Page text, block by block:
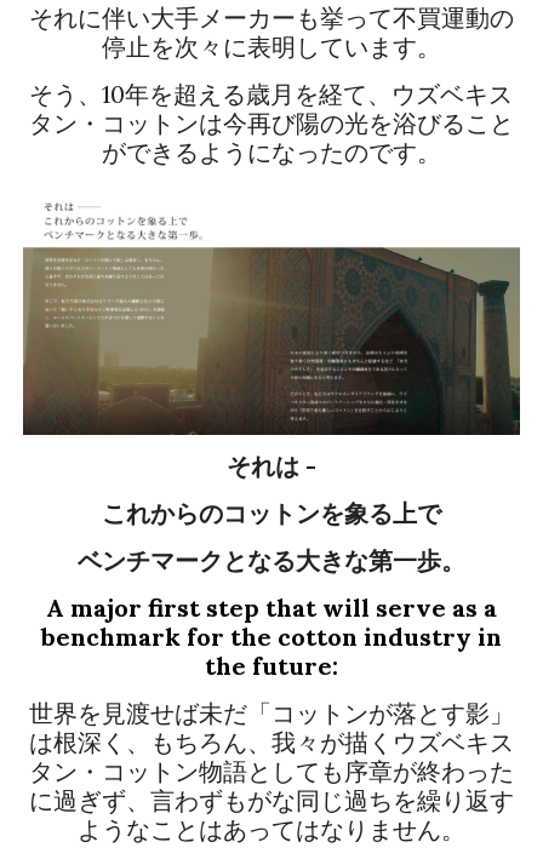
それに伴い大手メーカーも挙って不買運動の
停止を次々に表明しています。
そう、10年を超える歳月を経て、ウズベキス
タン・コットンは今再び陽の光を浴びること
ができるようになったのです。
それは -
これからのコットンを象る上で
ベンチマークとなる大きな第一歩。
A major first step that will serve as a
benchmark for the cotton industry in
the future:
世界を見渡せば未だ「コットンが落とす影」
は根深く、もちろん、我々が描くウズベキス
タン・コットン物語としても序章が終わった
に過ぎず、言わずもがな同じ過ちを繰り返す
ようなことはあってはなりません。